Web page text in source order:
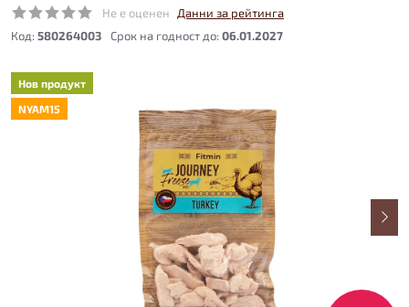
Не е оценен
Данни за рейтинга
Код: 580264003 06.01.2027
Нов продукт
NYAM15